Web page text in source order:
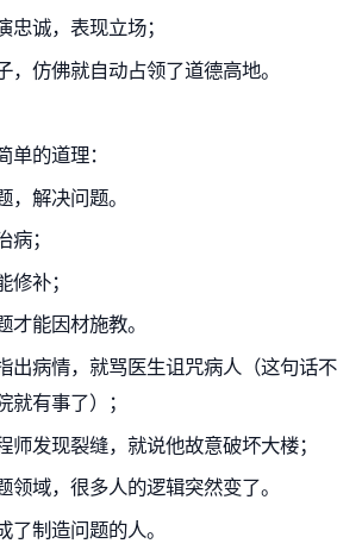
诚，表现立场；
仿佛就自动占领了道德高地。
的道理：
解决问题。
；
补；
能因材施教。
出病情，就骂医生诅咒病人（这句话
有事了）；
师发现裂缝，就说他故意破坏大楼；
领域，很多人的逻辑突然变了。
制造问题的人。